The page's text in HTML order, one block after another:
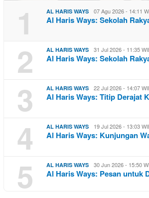
1 AL HARIS WAYS 07 Agu 2026 - 14:11
Al Haris Ways: Sekolah
2 AL HARIS WAYS 31 Jul 2026 - 11:35
Al Haris Ways: Sekolah
3 AL HARIS WAYS 22 Jul 2026 - 14:07
Al Haris Ways: Titip Derajat
4 AL HARIS WAYS 19 Jul 2026 - 13:03
Al Haris Ways: Kunjungan
5 AL HARIS WAYS 30 Jun 2026 - 15:50
Al Haris Ways: Pesan untuk